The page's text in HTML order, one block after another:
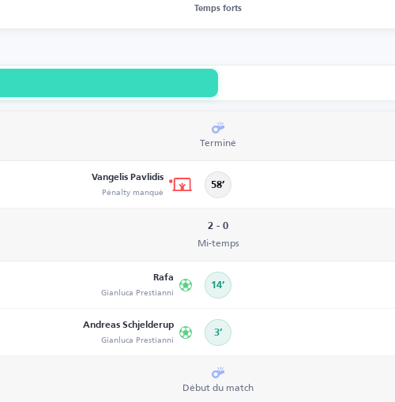
Temps forts
Terminé
Vangelis Pavlidis
Pénalty manqué 58’
2 - 0
Mi-temps
Rafa
Gianluca Prestianni 14’
Andreas Schjelderup
Gianluca Prestianni 3’
Début du match